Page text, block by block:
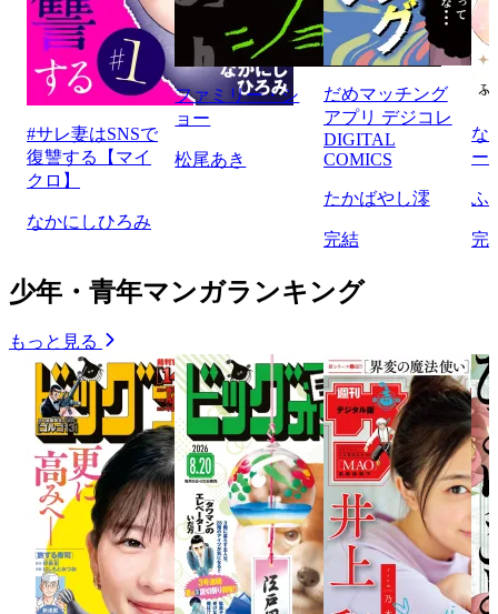
#サレ妻はSNSで
復讐する【マイ
クロ】
なかにしひろみ
ファミリー・シ
ョー
松尾あき
だめマッチング
アプリ デジコレ
DIGITAL
COMICS
たかばやし澪
完結
な
ー
ふ
完
少年・青年マンガランキング
もっと見る